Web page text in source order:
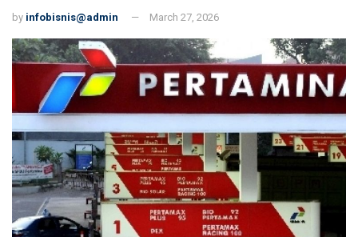
by infobisnis@admin March 27, 2026